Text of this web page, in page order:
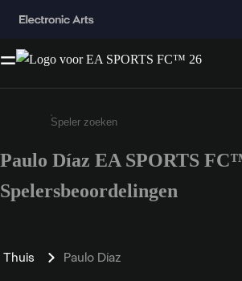
Enter a minimum of 3 characters
Paulo Díaz EA SPORTS
Spelersbeoordelingen
Thuis Paulo Díaz